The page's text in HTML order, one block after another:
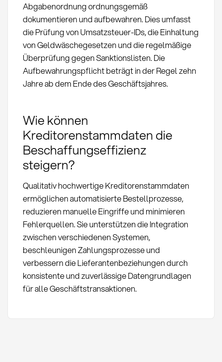
Abgabenordnung ordnungsgemäß
dokumentieren und aufbewahren. Dies umfasst
die Prüfung von Umsatzsteuer-IDs, die Einhaltung
von Geldwäschegesetzen und die regelmäßige
Überprüfung gegen Sanktionslisten. Die
Aufbewahrungspflicht beträgt in der Regel zehn
Jahre ab dem Ende des Geschäftsjahres.
Wie können
Kreditorenstammdaten die
Beschaffungseffizienz
steigern?
Qualitativ hochwertige Kreditorenstammdaten
ermöglichen automatisierte Bestellprozesse,
reduzieren manuelle Eingriffe und minimieren
Fehlerquellen. Sie unterstützen die Integration
zwischen verschiedenen Systemen,
beschleunigen Zahlungsprozesse und
verbessern die Lieferantenbeziehungen durch
konsistente und zuverlässige Datengrundlagen
für alle Geschäftstransaktionen.